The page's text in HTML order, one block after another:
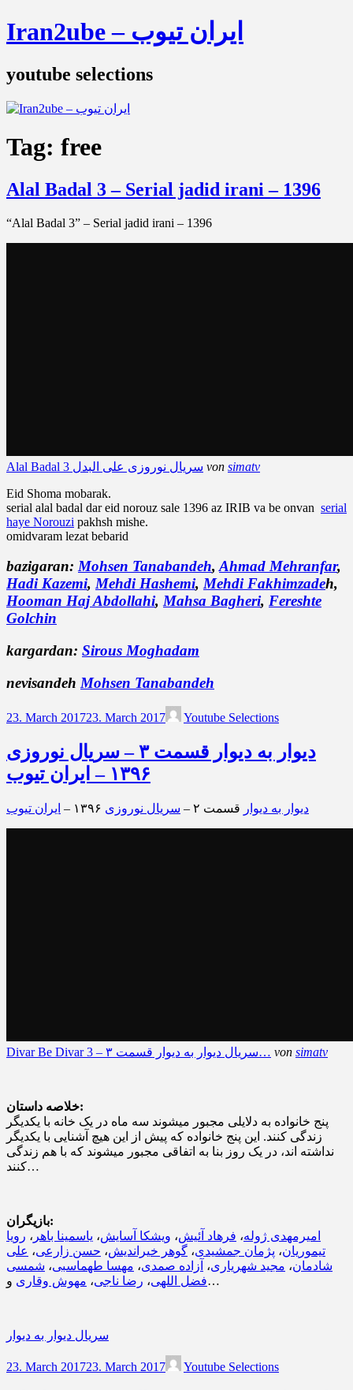
Iran2ube – ایران تیوب
youtube selections
Tag: free
Alal Badal 3 – Serial jadid irani – 1396
“Alal Badal 3” – Serial jadid irani – 1396
Alal Badal 3 سریال نوروزی علی البدل von simatv
Eid Shoma mobarak.
serial alal badal dar eid norouz sale 1396 az IRIB va be onvan serial
haye Norouzi pakhsh mishe.
omidvaram lezat bebarid
bazigaran:Mohsen Tanabandeh,Ahmad Mehranfar,
Hadi Kazemi,Mehdi Hashemi,Mehdi Fakhimzadeh,
Hooman Haj Abdollahi,Mahsa Bagheri, Fereshte
Golchin
kargardan: Sirous Moghadam
nevisandeh Mohsen Tanabandeh
23. March 201723. March 2017 Youtube Selections
دیوار به دیوار قسمت ۳ – سریال نوروزی
۱۳۹۶ – ایران تیوب
دیوار به دیوار قسمت ۲ – سریال نوروزی ایران تیوب
Divar Be Divar 3 – سریال دیوار به دیوار قسمت ۳… von simatv
خلاصه داستان:
پنج خانواده به دلایلی مجبور میشوند سه ماه در یک خانه با یکدیگر
زندگی کنند. این پنج خانواده که پیش از این هیچ آشنایی با یکدیگر
نداشته اند، در یک روز بنا به اتفاقی مجبور میشوند که با هم زندگی
کنند…
بازیگران:
امیرمهدی ژوله، فرهاد آئیش، ویشکا آسایش، یاسمینا باهر ، رویا
تیموریان، پژمان جمشیدی، گوهر خیراندیش، حسن زارعی، علی
شادمان، مجید شهریاری، آزاده صمدی، مهسا طهماسبی، شمسی
فضل اللهی، رضا ناجی، مهوش وقاری و…
سریال دیوار به دیوار
23. March 201723. March 2017 Youtube Selections